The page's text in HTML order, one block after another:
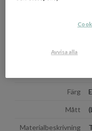
OM VARUMÄRKET
EGENSKAPER
Färg
Mått
Materialbeskrivning
Avvisa alla